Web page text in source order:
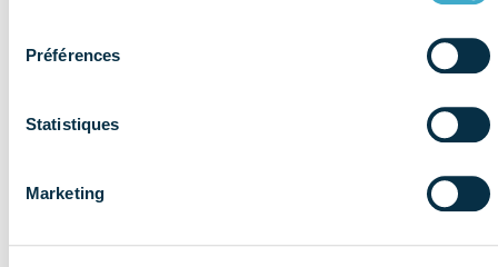
Préférences
Statistiques
Marketing